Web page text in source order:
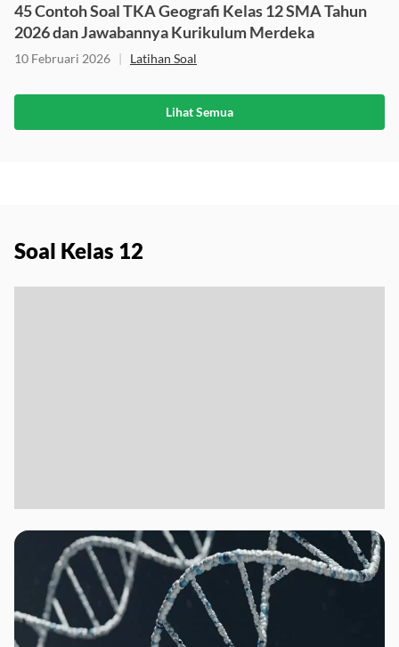
45 Contoh Soal TKA Geografi Kelas 12 SMA Tahun
2026 dan Jawabannya Kurikulum Merdeka
10 Februari 2026 | Latihan Soal
Lihat Semua
Soal Kelas 12